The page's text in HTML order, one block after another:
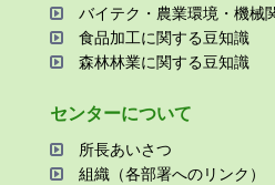
バイテク・農業環境・機械
⾷品加⼯に関する⾖知識
森林林業に関する⾖知識
センターについて
所⻑あいさつ
組織（各部署へのリンク）